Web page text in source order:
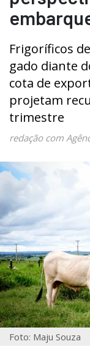
Frigoríficos
gado diante
cota de
projetam
trimestre
redação com
Foto: Maju Souza